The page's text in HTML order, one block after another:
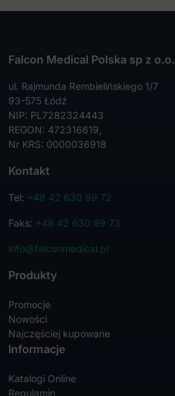
Falcon Medical Polska sp z o.o.
ul. Rajmunda Rembielińskiego 1/7
93-575 Łódź
NIP: PL7282324443
REGON: 472316619,
Nr KRS: 0000036918
Kontakt
Tel: +48 42 630 99 72
Faks: +48 42 630 99 73
info@falconmedical.pl
Produkty
Promocje
Nowości
Najczęściej kupowane
Informacje
Katalogi Online
Regulamin